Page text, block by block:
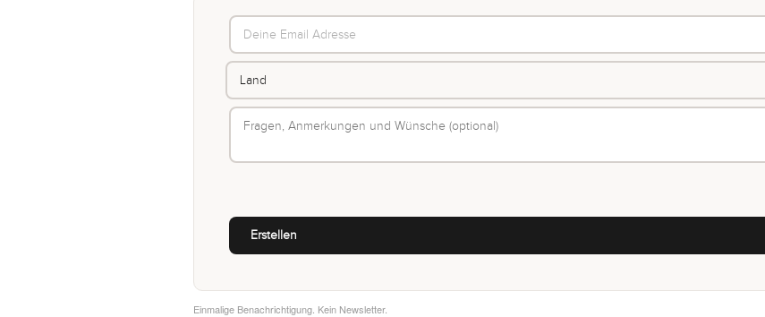
Einmalige Benachrichtigung. Kein Newsletter.